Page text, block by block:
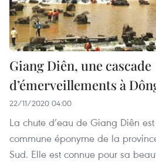
Giang Diên, une cascade
d’émerveillements à
22/11/2020 04:00
La chute d’eau de Giang Diên
commune éponyme de la
Sud. Elle est connue pour sa